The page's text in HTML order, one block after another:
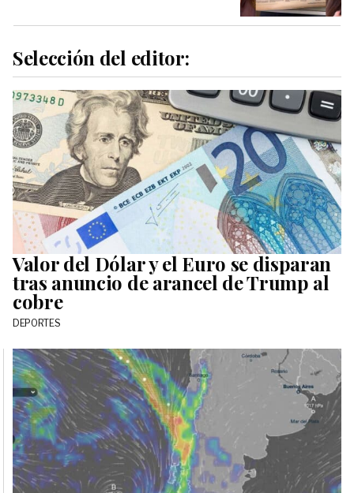
Selección del editor:
Valor del Dólar y el Euro se disparan
tras anuncio de arancel de Trump al
cobre
DEPORTES